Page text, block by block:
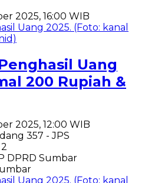
2025, 16:00 WIB
Uang
200 Rupiah &
2025, 12:00 WIB